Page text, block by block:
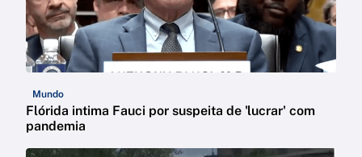
Mundo
Flórida intima Fauci por suspeita de 'lucrar' com
pandemia